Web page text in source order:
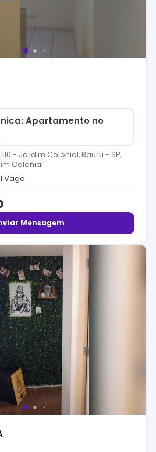
Apartamento no
- Jardim Colonial, Bauru - SP,
Colonial
1 Vaga
Mensagem